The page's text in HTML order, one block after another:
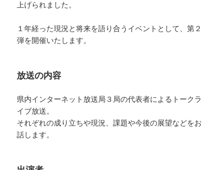
上げられました。
１年経った現況と将来を語り合うイベントとして、第２
弾を開催いたします。
放送の内容
県内インターネット放送局３局の代表者によるトークラ
イブ放送。
それぞれの成り立ちや現況、課題や今後の展望などをお
話します。